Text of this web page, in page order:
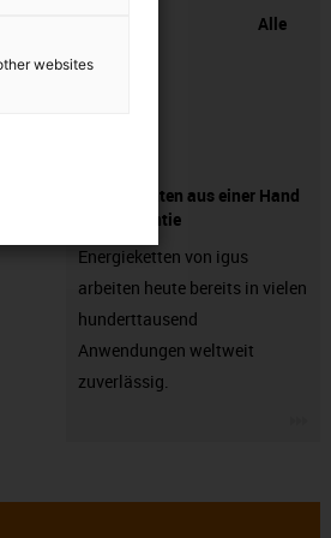
Alle
Komponenten aus einer Hand
- mit Garantie
Energieketten von igus
arbeiten heute bereits in vielen
hunderttausend
Anwendungen weltweit
zuverlässig.
websites